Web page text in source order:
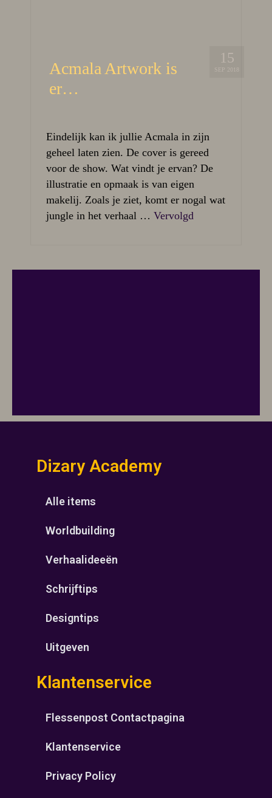
15
SEP 2018
Acmala Artwork is
er…
Eindelijk kan ik jullie Acmala in zijn
geheel laten zien. De cover is gereed
voor de show. Wat vindt je ervan? De
illustratie en opmaak is van eigen
makelij. Zoals je ziet, komt er nogal wat
jungle in het verhaal … Vervolgd
Dizary Academy
Alle items
Worldbuilding
Verhaalideeën
Schrijftips
Designtips
Uitgeven
Klantenservice
Flessenpost Contactpagina
Klantenservice
Privacy Policy